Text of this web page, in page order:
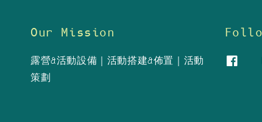
Our Mission
露營&活動設備｜活動搭建&佈置｜活動
策劃